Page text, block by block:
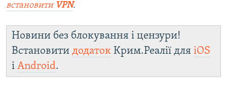
встановити VPN.
Новини без блокування і цензури!
Встановити додаток Крим.Реалії для iOS
і Android.